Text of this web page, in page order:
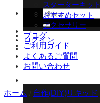
検
索
対
象:
ログイン
スターターキット
おすすめセット
アクセサリー
ブログ
ご利用ガイド
よくあるご質問
お問い合わせ
ホーム 自作(DIY)リキッド